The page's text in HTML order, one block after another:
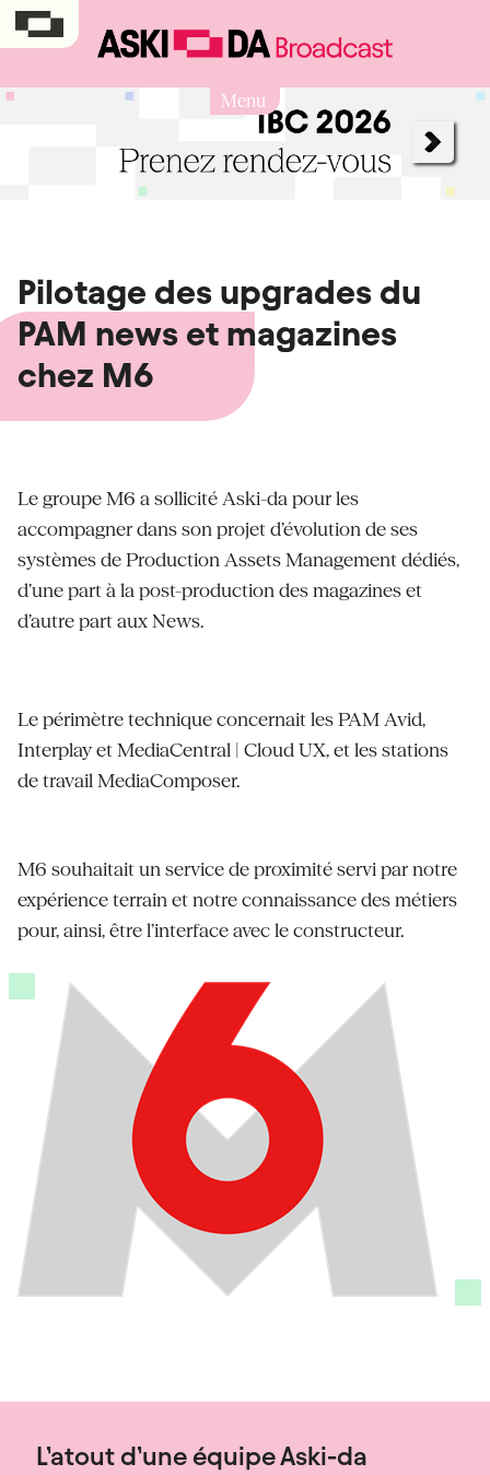
Menu
Pilotage des upgrades du
PAM news et magazines
chez M6
Le périmètre technique concernait les PAM Avid,
Interplay et MediaCentral | Cloud UX, et les stations
de travail MediaComposer.
M6 souhaitait un service de proximité servi par notre
expérience terrain et notre connaissance des métiers
pour, ainsi, être l’interface avec le constructeur.
Le groupe M6 a sollicité Aski-da pour les
accompagner dans son projet d’évolution de ses
systèmes de Production Assets Management dédiés,
d’une part à la post-production des magazines et
d’autre part aux News.
L’atout d’une équipe Aski-da